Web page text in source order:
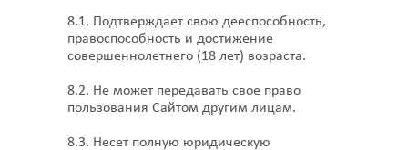
8.1. Подтверждает свою дееспособность,
правоспособность и достижение
совершеннолетнего (18 лет) возраста.
8.2. Не может передавать свое право
пользования Сайтом другим лицам.
8.3. Несет полную юридическую